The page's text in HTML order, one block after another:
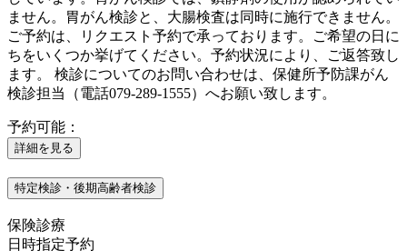
ません。胃がん検診と、大腸検査は同時に施行できません。
ご予約は、リクエスト予約で承っております。ご希望の日に
ちをいくつか挙げてください。予約状況により、ご返答致し
ます。 検診についてのお問い合わせは、保健所予防課がん
検診担当（電話079-289-1555）へお願い致します。
予約可能：
詳細を見る
特定検診・後期高齢者検診
保険診療
日時指定予約